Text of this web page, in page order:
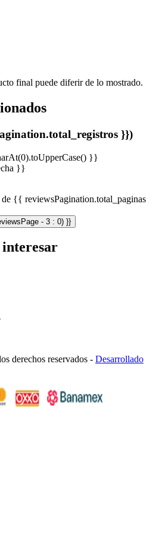
final puede diferir de lo mostrado.
}})
}}
}}
{{ reviewsPagination.total_paginas
- 3 : 0) }}
interesar
derechos reservados - Desarrollado